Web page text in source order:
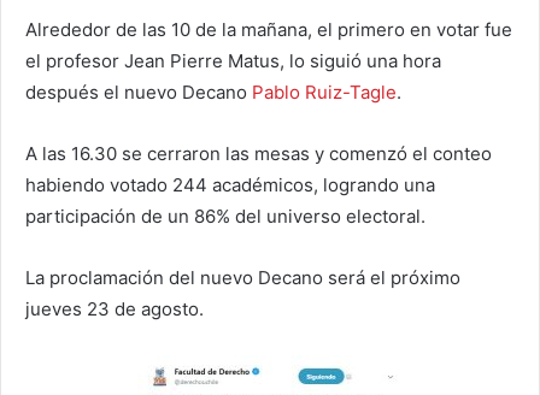
Alrededor de las 10 de la mañana, el primero en votar fue
el profesor Jean Pierre Matus, lo siguió una hora
después el nuevo Decano Pablo Ruiz-Tagle.
A las 16.30 se cerraron las mesas y comenzó el conteo
habiendo votado 244 académicos, logrando una
participación de un 86% del universo electoral.
La proclamación del nuevo Decano será el próximo
jueves 23 de agosto.